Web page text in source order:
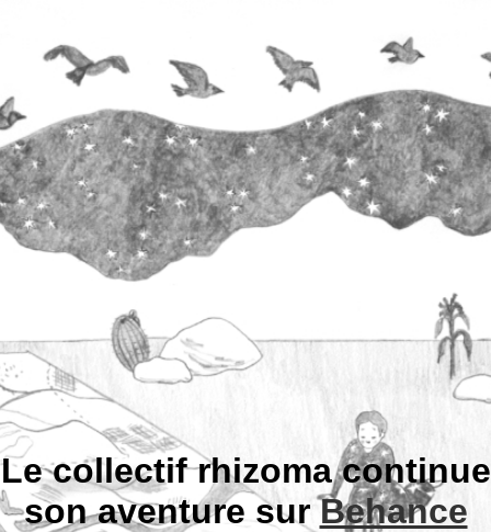
Le collectif rhizoma continue
son aventure sur Behance